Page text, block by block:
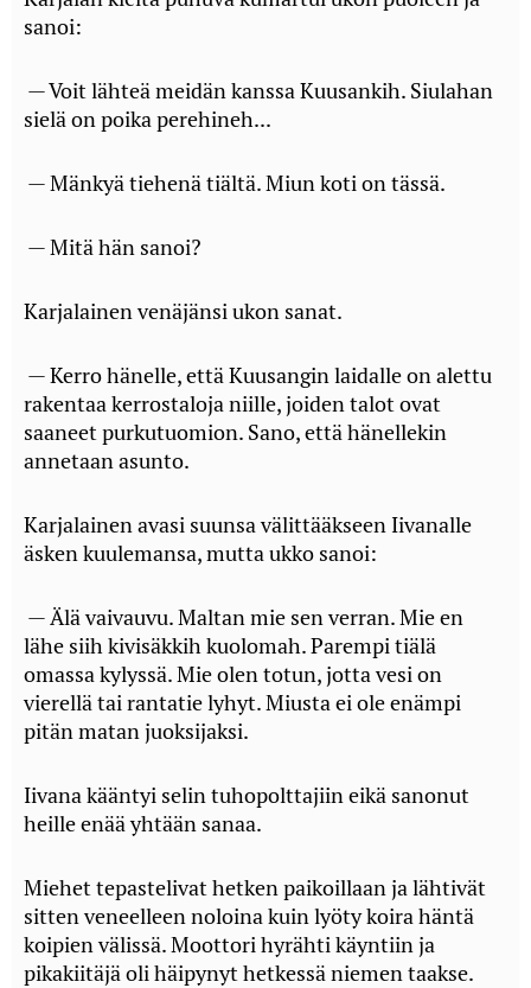
sanoi:
— Voit lähteä meidän kanssa Kuusankih. Siulahan
sielä on poika perehineh...
— Mänkyä tiehenä tiältä. Miun koti on tässä.
— Mitä hän sanoi?
Karjalainen venäjänsi ukon sanat.
— Kerro hänelle, että Kuusangin laidalle on alettu
rakentaa kerrostaloja niille, joiden talot ovat
saaneet purkutuomion. Sano, että hänellekin
annetaan asunto.
Karjalainen avasi suunsa välittääkseen Iivanalle
äsken kuulemansa, mutta ukko sanoi:
— Älä vaivauvu. Maltan mie sen verran. Mie en
lähe siih kivisäkkih kuolomah. Parempi tiälä
omassa kylyssä. Mie olen totun, jotta vesi on
vierellä tai rantatie lyhyt. Miusta ei ole enämpi
pitän matan juoksijaksi.
Iivana kääntyi selin tuhopolttajiin eikä sanonut
heille enää yhtään sanaa.
Miehet tepastelivat hetken paikoillaan ja lähtivät
sitten veneelleen noloina kuin lyöty koira häntä
koipien välissä. Moottori hyrähti käyntiin ja
pikakiitäjä oli häipynyt hetkessä niemen taakse.